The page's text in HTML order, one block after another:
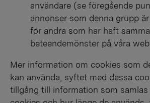
användare (se föregående
annonser som denna grupp
för andra som har haft
beteendemönster på våra
Mer information om cookies som
kan använda, syftet med dessa
tillgång till information som samlas